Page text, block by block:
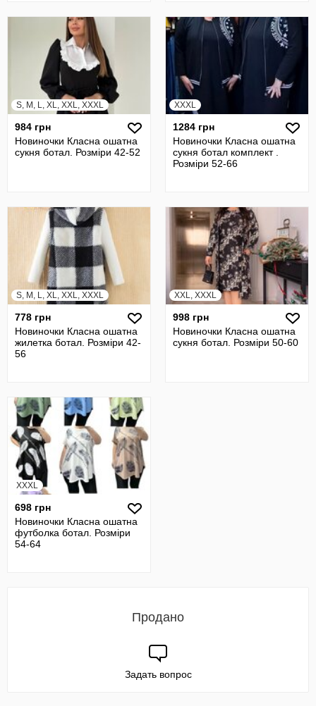
S, M, L, XL, XXL, XXXL
984 грн
Новиночки Класна ошатна
сукня ботал. Розміри 42-52
XXXL
1284 грн
Новиночки Класна ошатна
сукня ботал комплект .
Розміри 52-66
S, M, L, XL, XXL, XXXL
778 грн
Новиночки Класна ошатна
жилетка ботал. Розміри 42-
56
XXL, XXXL
998 грн
Новиночки Класна ошатна
сукня ботал. Розміри 50-60
XXXL
698 грн
Новиночки Класна ошатна
футболка ботал. Розміри
54-64
Продано
Задать вопрос